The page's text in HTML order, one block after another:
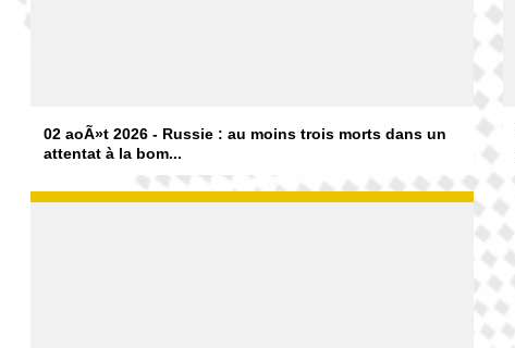
02 aoÃ»t 2026 - Russie : au moins trois morts dans un
attentat à la bom...